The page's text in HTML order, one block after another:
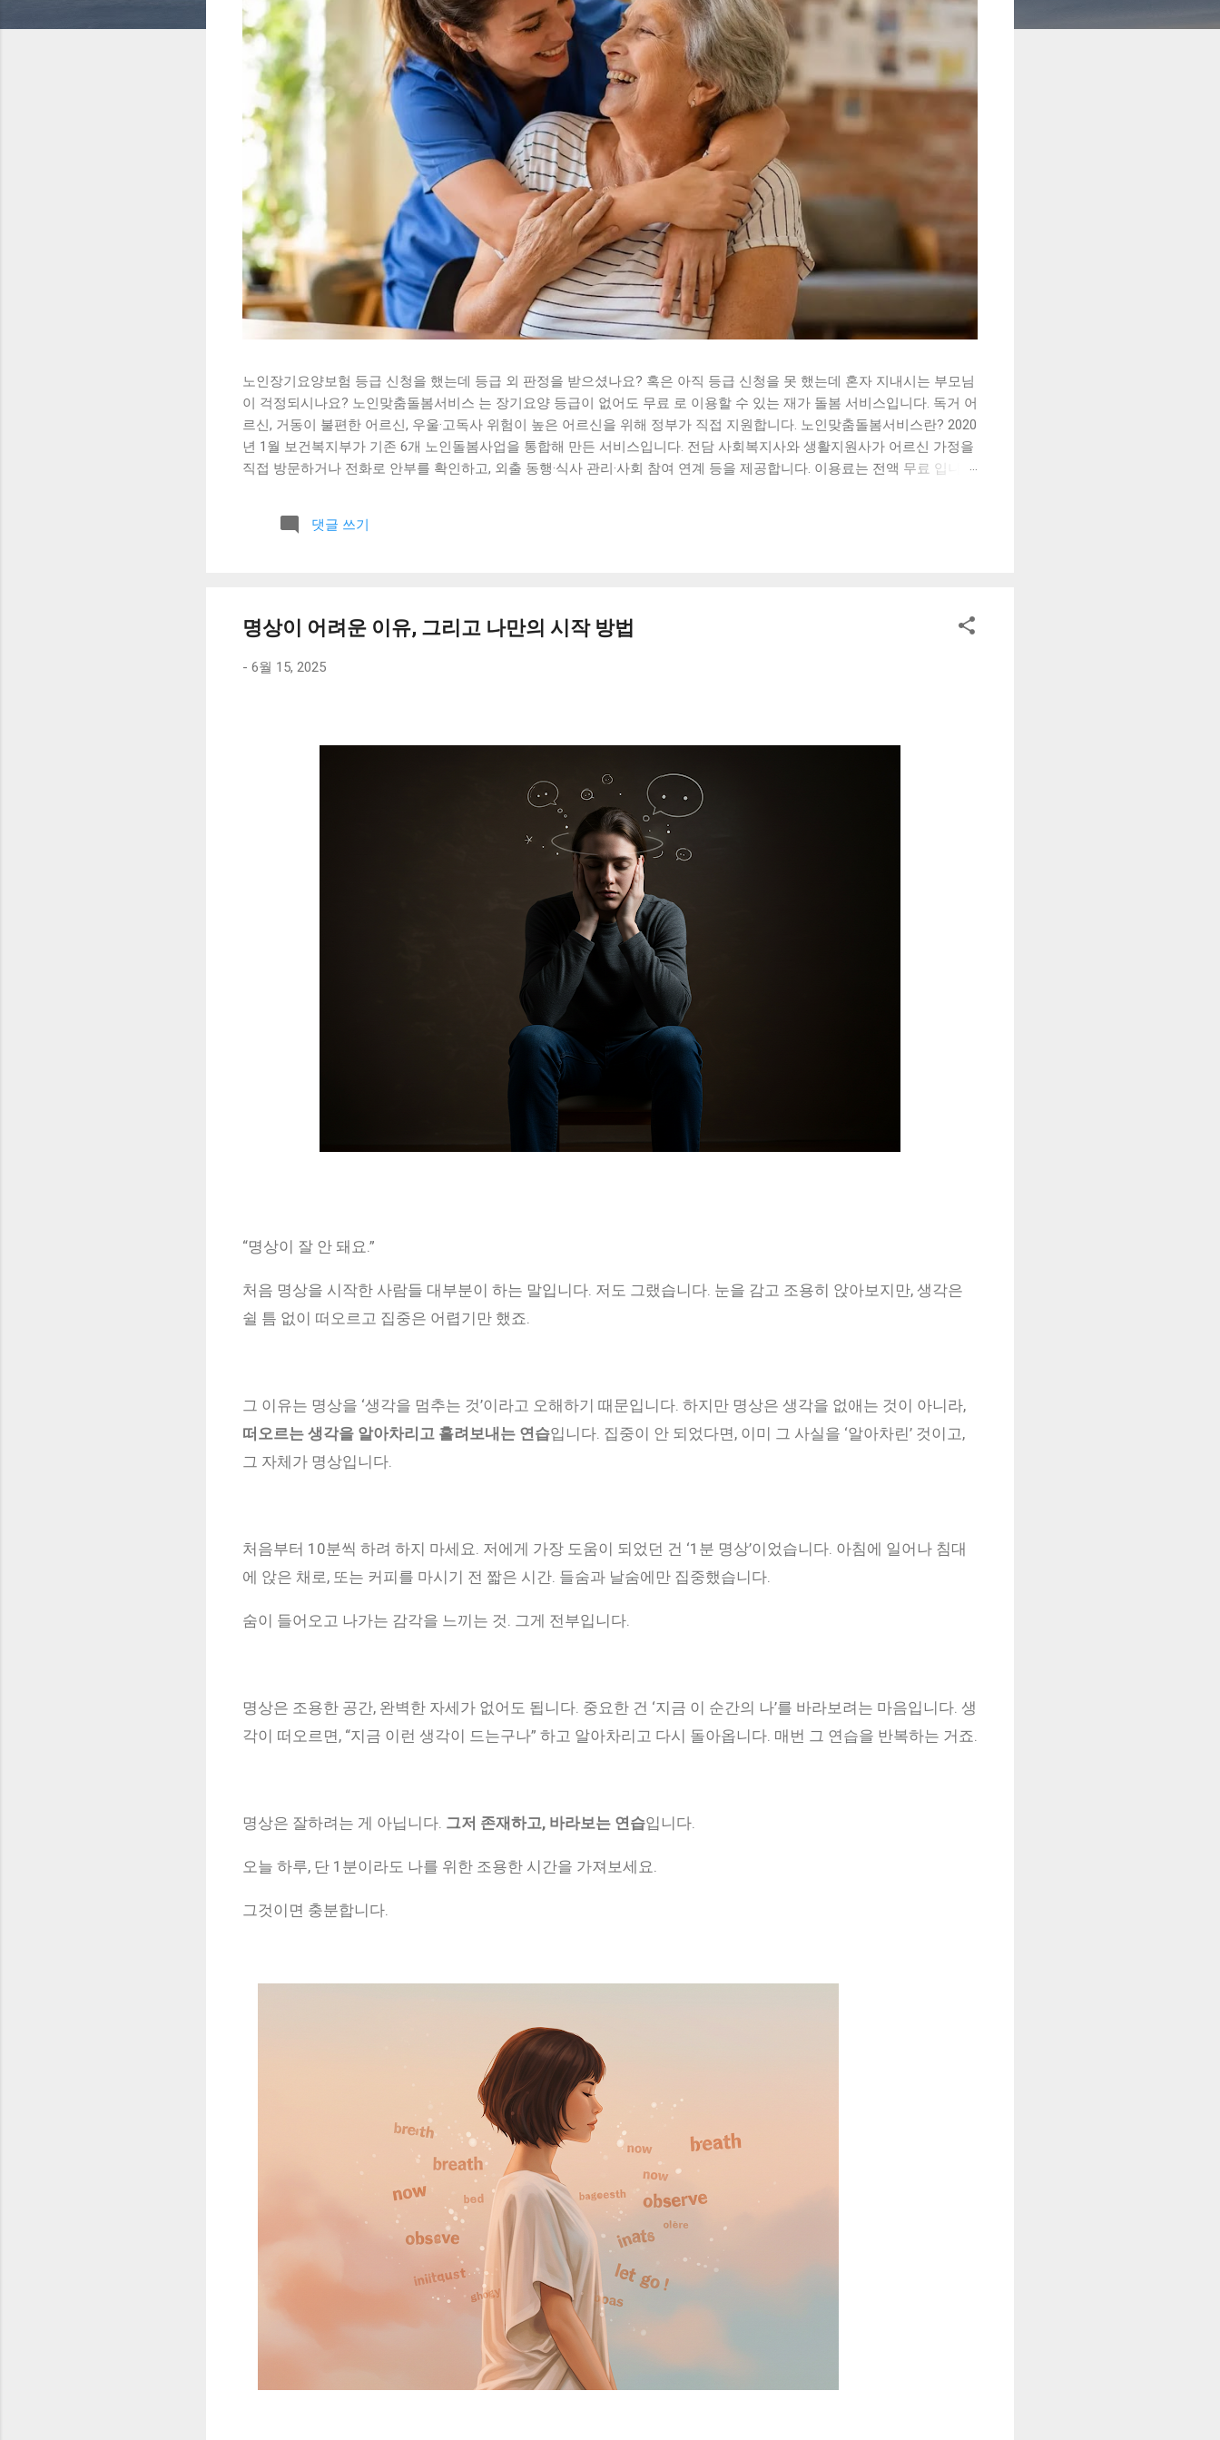
노인장기요양보험 등급 신청을 했는데 등급 외 판정을 받으셨나요? 혹은 아직 등급 신청을 못 했는데 혼자 지내시는 부모님
이 걱정되시나요? 노인맞춤돌봄서비스 는 장기요양 등급이 없어도 무료 로 이용할 수 있는 재가 돌봄 서비스입니다. 독거 어
르신, 거동이 불편한 어르신, 우울·고독사 위험이 높은 어르신을 위해 정부가 직접 지원합니다. 노인맞춤돌봄서비스란? 2020
년 1월 보건복지부가 기존 6개 노인돌봄사업을 통합해 만든 서비스입니다. 전담 사회복지사와 생활지원사가 어르신 가정을
직접 방문하거나 전화로 안부를 확인하고, 외출 동행·식사 관리·사회 참여 연계 등을 제공합니다. 이용료는 전액 무료 입니다.
터 1년 (매년 갱신 가능) 수행 기관 시·군·구 위탁기관 (전담 사회복지사 + 생활지원사) 신청 자격 — 이런 분이 받을 수 있어요
만 65세 이상이면서 아래 소득 기준 중 하나를 충족해야 합니다. 소득 기준 (3가지 중 하나) 국민기초생활수급자 차상위계층
급자격·신청방법 가이드 를 먼저 확인해보세요. 받을 수 없는 경우 — 중복 불가 서비스 다음 서비스를 이미 이용 중이라면 노
인맞춤돌봄서비스는 신청할 수 없습니다. 이미 이용 중인 서비스 이유 노인장기요양보험 수급자 장기요양 급여로 돌봄 제공
중 가사·간병 방문지원사업 이용자 유사 재가서비스 중복 보훈재가복지서비스 이용자 보훈처 별도 돌봄 ...
댓글 쓰기
명상이 어려운 이유, 그리고 나만의 시작 방법
- 6월 15, 2025
“명상이 잘 안 돼요.”
처음 명상을 시작한 사람들 대부분이 하는 말입니다. 저도 그랬습니다. 눈을 감고 조용히 앉아보지만, 생각은
쉴 틈 없이 떠오르고 집중은 어렵기만 했죠.
그 이유는 명상을 ‘생각을 멈추는 것’이라고 오해하기 때문입니다. 하지만 명상은 생각을 없애는 것이 아니라,
떠오르는 생각을 알아차리고 흘려보내는 연습입니다. 집중이 안 되었다면, 이미 그 사실을 ‘알아차린’ 것이고,
그 자체가 명상입니다.
처음부터 10분씩 하려 하지 마세요. 저에게 가장 도움이 되었던 건 ‘1분 명상’이었습니다. 아침에 일어나 침대
에 앉은 채로, 또는 커피를 마시기 전 짧은 시간. 들숨과 날숨에만 집중했습니다.
숨이 들어오고 나가는 감각을 느끼는 것. 그게 전부입니다.
명상은 조용한 공간, 완벽한 자세가 없어도 됩니다. 중요한 건 ‘지금 이 순간의 나’를 바라보려는 마음입니다. 생
각이 떠오르면, “지금 이런 생각이 드는구나” 하고 알아차리고 다시 돌아옵니다. 매번 그 연습을 반복하는 거죠.
명상은 잘하려는 게 아닙니다. 그저 존재하고, 바라보는 연습입니다.
오늘 하루, 단 1분이라도 나를 위한 조용한 시간을 가져보세요.
그것이면 충분합니다.